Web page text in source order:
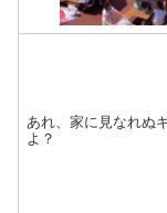
あれ、家に見なれぬ
よ？